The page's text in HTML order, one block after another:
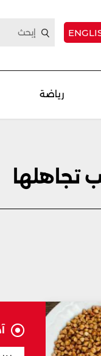
رياضة
تجاهلها